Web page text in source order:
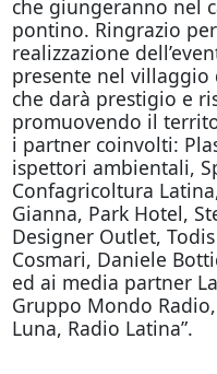
che giungeranno nel
pontino. Ringrazio
realizzazione
presente nel villaggio
che darà prestigio e
promuovendo il
i partner coinvolti:
ispettori ambientali,
Confagricoltura
Gianna, Park Hotel,
Designer Outlet,
Cosmari, Daniele
ed ai media partner
Gruppo Mondo
Luna, Radio Latina”.